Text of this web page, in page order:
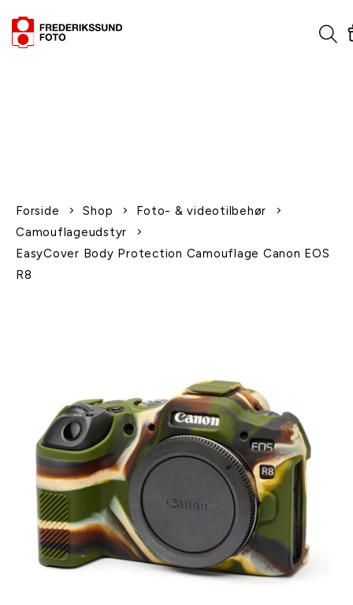
Forside Shop
Foto- & videotilbehør
Camouflageudstyr
EasyCover Body Protection Camouflage Canon EOS
R8